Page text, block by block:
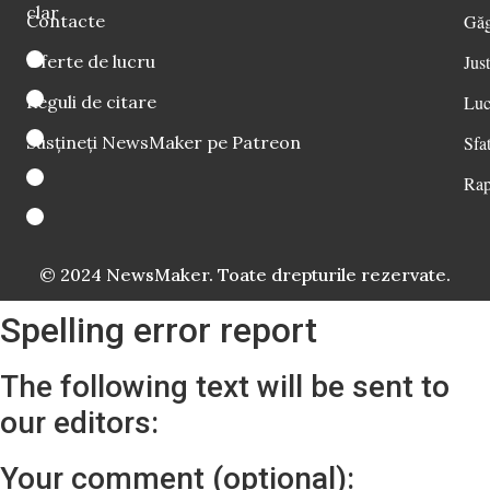
clar
Contacte
Oferte de lucru
Reguli de citare
Susțineți NewsMaker pe Patreon
© 2024 NewsMaker. Toate drepturile rezervate.
Spelling error report
The following text will be sent to
our editors:
Your comment (optional):